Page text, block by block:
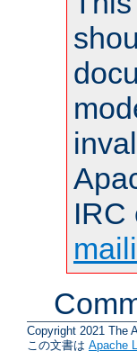
IRC
Copyright 2021 The
この文書は Apache